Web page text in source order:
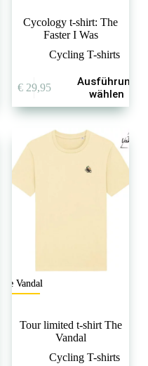
Cycology t-shirt: The
Faster I Was
Cycling T-shirts
€29,95
Ausführung
wählen
Produkt
mehrere
Optionen
The Vandal
Tour limited t-shirt The
Vandal
Cycling T-shirts